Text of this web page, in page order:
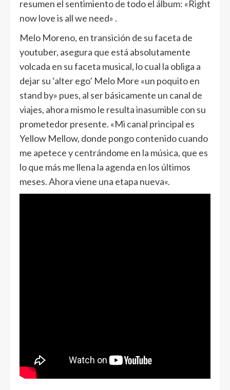
resumen el sentimiento de todo el álbum: «Right
now love is all we need» .
Melo Moreno, en transición de su faceta de
youtuber, asegura que está absolutamente
volcada en su faceta musical, lo cual la obliga a
dejar su ‘alter ego’ Melo More «un poquito en
stand by» pues, al ser básicamente un canal de
viajes, ahora mismo le resulta inasumible con su
prometedor presente. «Mi canal principal es
Yellow Mellow, donde pongo contenido cuando
me apetece y centrándome en la música, que es
lo que más me llena la agenda en los últimos
meses. Ahora viene una etapa nueva«.